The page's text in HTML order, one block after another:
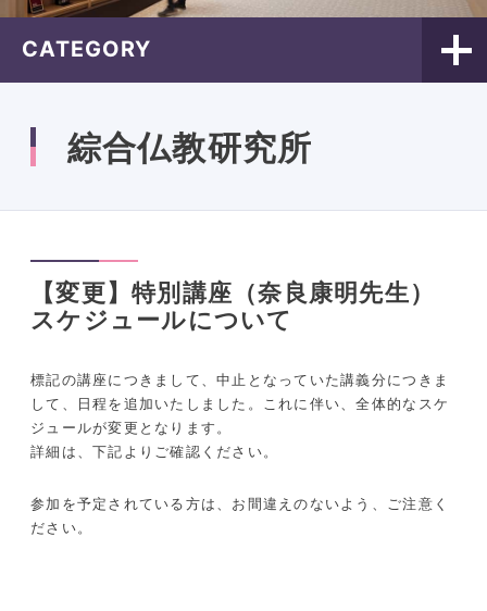
CATEGORY
綜合仏教研究所
【変更】特別講座（奈良康明先生）
スケジュールについて
標記の講座につきまして、中止となっていた講義分につきま
して、日程を追加いたしました。これに伴い、全体的なスケ
ジュールが変更となります。
詳細は、下記よりご確認ください。
参加を予定されている方は、お間違えのないよう、ご注意く
ださい。